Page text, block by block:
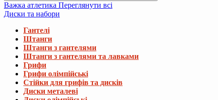
Важка атлетика Переглянути всі
Диски та набори
Гантелі
Штанги
Штанги з гантелями
Штанги з гантелями та лавками
Грифи
Грифи олімпійські
Стійки для грифів та дисків
Диски металеві